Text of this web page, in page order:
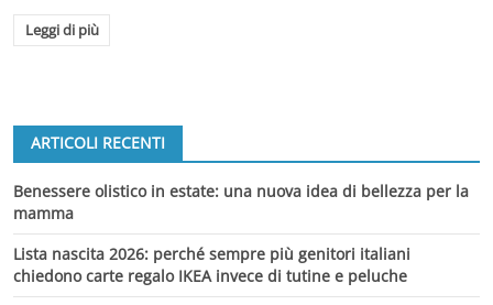
Leggi di più
ARTICOLI RECENTI
Benessere olistico in estate: una nuova idea di bellezza per la
mamma
Lista nascita 2026: perché sempre più genitori italiani
chiedono carte regalo IKEA invece di tutine e peluche